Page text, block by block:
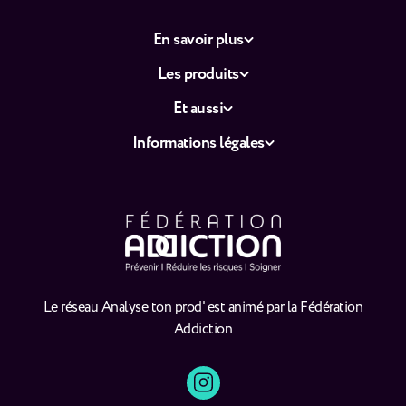
Le réseau Analyse ton prod' est animé par la Fédération
Addiction
En savoir plus
Les produits
Et aussi
Informations légales